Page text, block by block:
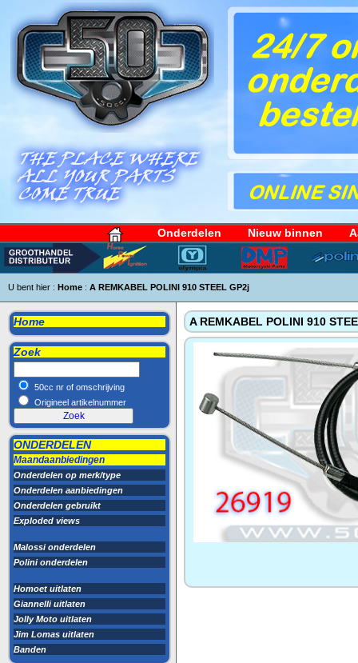
Onderdelen Nieuw binnen
U bent hier : Home : A REMKABEL POLINI 910 STEEL GP2j
Home
Zoek
50cc nr of omschrijving
Origineel artikelnummer
ONDERDELEN
Maandaanbiedingen
Onderdelen op merk/type
Onderdelen aanbiedingen
Onderdelen gebruikt
Exploded views
Malossi onderdelen
Polini onderdelen
Homoet uitlaten
Giannelli uitlaten
Jolly Moto uitlaten
Jim Lomas uitlaten
Banden
A REMKABEL POLINI 910